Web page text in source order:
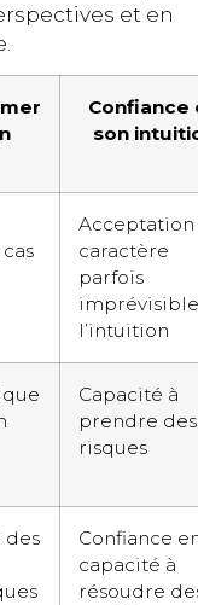
et en
Confiance
son
caractère
parfois
l’intuition
Capacité à
prendre des
risques
des
Confiance
capacité à
résoudre